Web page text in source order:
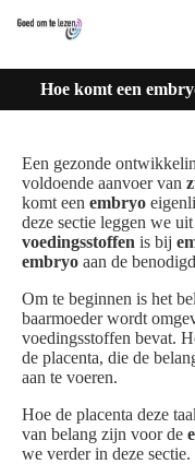
Hoe komt een
Een gezonde
voldoende aanvoer van
komt een embryo
deze sectie leggen we
voedingsstoffen is bij
embryo aan de
Om te beginnen is het
baarmoeder wordt
voedingsstoffen bevat.
de placenta, die de
aan te voeren.
Hoe de placenta deze
van belang zijn voor de
we verder in deze sectie.